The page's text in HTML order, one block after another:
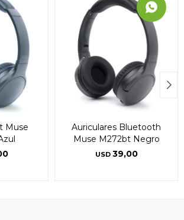
Muse
Auriculares Bluetooth
Muse M272bt Negro
USD 39,00